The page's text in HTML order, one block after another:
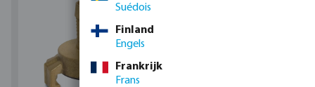
Suédois
Finland
Engels
Frankrijk
Frans